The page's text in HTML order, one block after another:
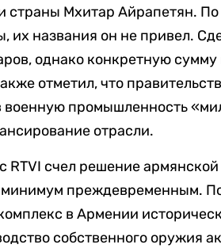
Мхитар Айрапетян. По
их названия он не привел.
однако конкретную
отметил, что
военную промышленность
отрасли.
RTVI счел решение
преждевременным.
в Армении
собственного оружия